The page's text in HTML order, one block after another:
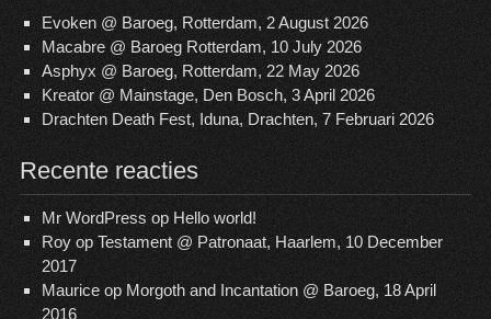
Evoken @ Baroeg, Rotterdam, 2 August 2026
Macabre @ Baroeg Rotterdam, 10 July 2026
Asphyx @ Baroeg, Rotterdam, 22 May 2026
Kreator @ Mainstage, Den Bosch, 3 April 2026
Drachten Death Fest, Iduna, Drachten, 7 Februari 2026
Recente reacties
Mr WordPress op Hello world!
Royop Testament @ Patronaat, Haarlem, 10 December
2017
Mauriceop Morgoth and Incantation @ Baroeg, 18 April
2016